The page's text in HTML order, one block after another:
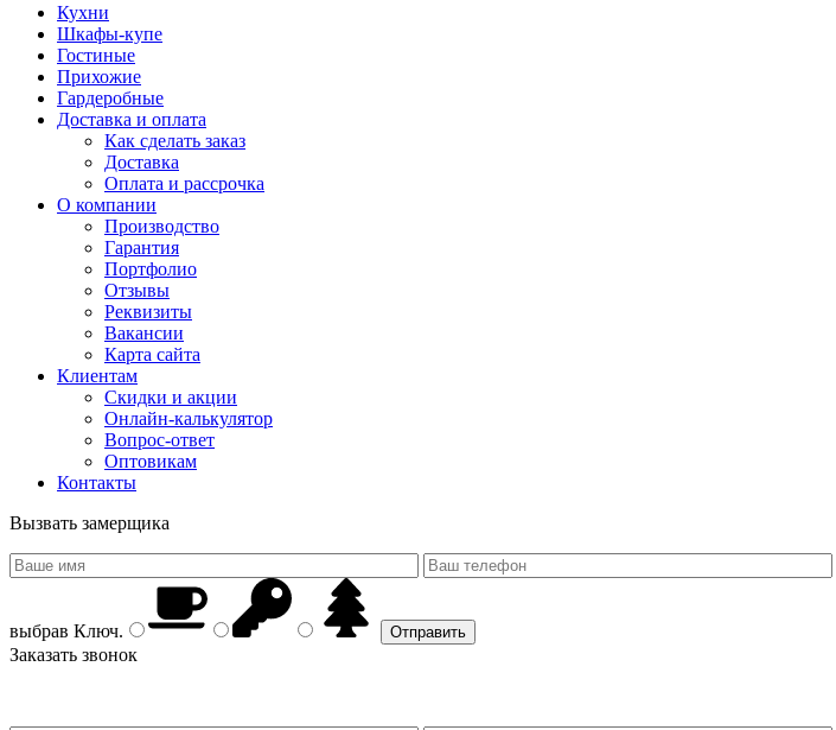
Кухни
Шкафы-купе
Гостиные
Прихожие
Гардеробные
Доставка и оплата
Как сделать заказ
Доставка
Оплата и рассрочка
О компании
Производство
Гарантия
Портфолио
Отзывы
Реквизиты
Вакансии
Карта сайта
Клиентам
Скидки и акции
Онлайн-калькулятор
Вопрос-ответ
Оптовикам
Контакты
Вызвать замерщика
выбрав Ключ.
Заказать звонок